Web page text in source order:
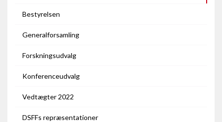
Bestyrelsen
Generalforsamling
Forskningsudvalg
Konferenceudvalg
Vedtægter 2022
DSFFs repræsentationer